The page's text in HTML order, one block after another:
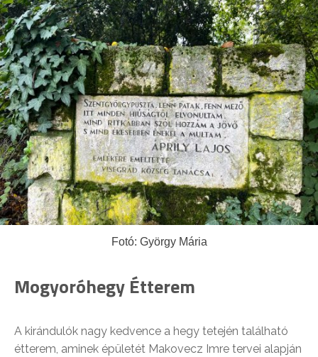
Fotó: György Mária
Mogyoróhegy Étterem
A kirándulók nagy kedvence a hegy tetején található
étterem, aminek épületét Makovecz Imre tervei alapján